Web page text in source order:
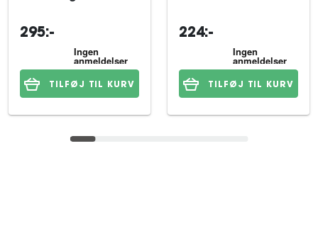
295:-
TILFØJ TIL KURV
224:-
TILFØJ TIL KURV